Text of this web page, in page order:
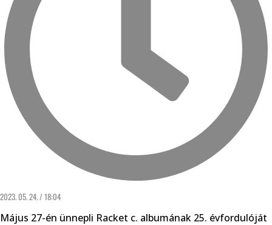
2023. 05. 24. / 18:04
Május 27-én ünnepli Racket c. albumának 25. évfordulóját